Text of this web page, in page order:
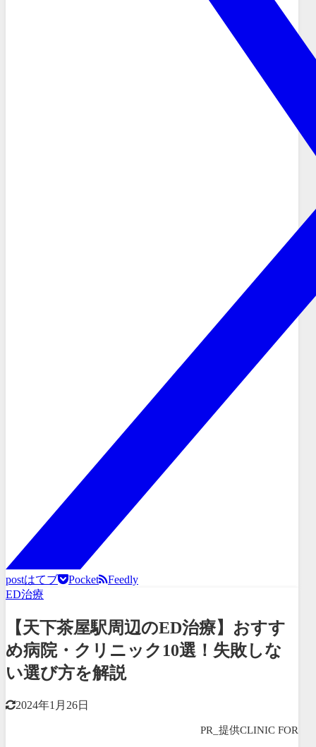
postはてブ Pocket
Feedly
ED治療
【天下茶屋駅周辺のED治療】おすす
め病院・クリニック10選！失敗しな
い選び方を解説
2024年1月26日
PR_提供CLINIC FOR